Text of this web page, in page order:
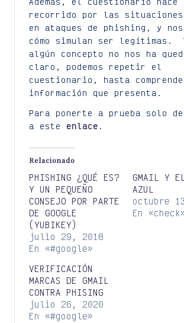
recorrido por las
en ataques de phishing, y nos
cómo simulan ser legítimas.
algún concepto no nos ha
claro, podemos repetir el
cuestionario, hasta
información que presenta.
Para ponerte a prueba solo
a este enlace .
Relacionado
PHISHING ¿QUÉ ES?
Y UN PEQUEÑO
CONSEJO POR PARTE
DE GOOGLE
(YUBIKEY)
julio 29, 2018
En «#google»
GMAIL Y
AZUL
octubre
En
VERIFICACIÓN
MARCAS DE GMAIL
CONTRA PHISING
julio 26, 2020
En «#google»